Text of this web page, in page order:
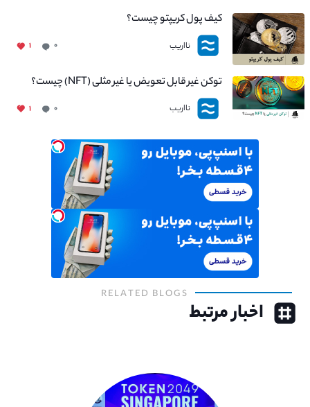
کیف پول کریپتو چیست؟
نااریب ۰ ۱
توکن غیر قابل تعویض یا غیر مثلی (NFT) چیست؟
نااریب ۰ ۱
RELATED BLOGS
اخبار مرتبط